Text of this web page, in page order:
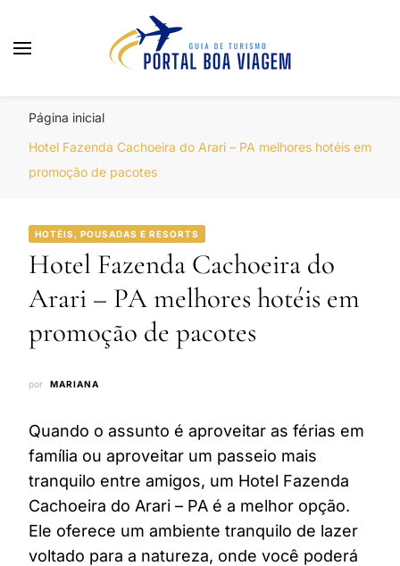
Página inicial
Hotel Fazenda Cachoeira do Arari – PA melhores hotéis em
promoção de pacotes
HOTÉIS, POUSADAS E RESORTS
Hotel Fazenda Cachoeira do
Arari – PA melhores hotéis em
promoção de pacotes
por MARIANA
Quando o assunto é aproveitar as férias em
família ou aproveitar um passeio mais
tranquilo entre amigos, um Hotel Fazenda
Cachoeira do Arari – PA é a melhor opção.
Ele oferece um ambiente tranquilo de lazer
voltado para a natureza, onde você poderá